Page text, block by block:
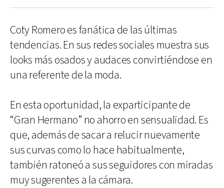
Coty Romero es fanática de las últimas
tendencias. En sus redes sociales muestra sus
looks más osados y audaces convirtiéndose en
una referente de la moda.
En esta oportunidad, la exparticipante de
“Gran Hermano” no ahorro en sensualidad. Es
que, además de sacar a relucir nuevamente
sus curvas como lo hace habitualmente,
también ratoneó a sus seguidores con miradas
muy sugerentes a la cámara.